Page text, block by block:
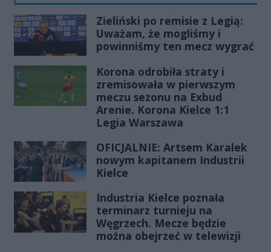
przewodniczący konwentu
powiatów województwa
świętokrzyskiego.
Zieliński po remisie z Legią:
Uważam, że mogliśmy i
powinniśmy ten mecz wygrać
Korona odrobiła straty i
zremisowała w pierwszym
meczu sezonu na Exbud
Arenie. Korona Kielce 1:1
Legia Warszawa
OFICJALNIE: Artsem Karalek
nowym kapitanem Industrii
Kielce
Industria Kielce poznała
terminarz turnieju na
Węgrzech. Mecze będzie
można obejrzeć w telewizji